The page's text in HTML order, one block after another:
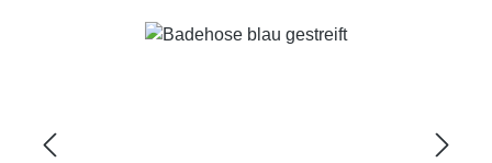
Bildergalerie überspringen